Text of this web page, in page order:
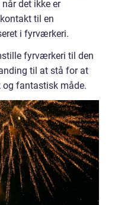
det ikke er
til en
i fyrværkeri.
fyrværkeri til den
til at stå for at
og fantastisk måde.